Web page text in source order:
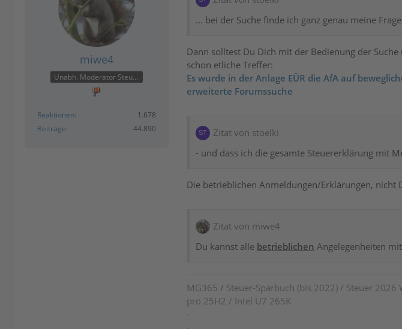
miwe4
Unabh. Moderator Steuer
Reaktionen
1.678
Beiträge
44.890
... bei der Suche finde ich ganz genau meine
Dann solltest Du Dich mit der Bedienung der
schon etliche Treffer:
Es wurde in der Anlage EÜR die AfA auf
erweiterte Forumssuche
Zitat von stoelki
- und dass ich die gesamte Steuererklärung mit
Die betrieblichen Anmeldungen/Erklärungen, nicht
Zitat von miwe4
Du kannst alle betrieblichen Angelegenheiten
MG365 / Steuer-Sparbuch (bis 2022) / Steuer 2026
pro 25H2 / Intel U7 265K
-